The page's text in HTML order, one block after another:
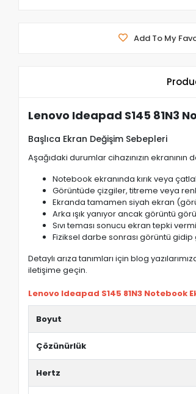
Add To My
Lenovo Ideapad S145 81N3
Başlıca Ekran Değişim Sebepleri
Aşağıdaki durumlar cihazınızın
Notebook ekranında kırık veya
Görüntüde çizgiler, titreme veya
Ekranda tamamen siyah ekran
Arka ışık yanıyor ancak görüntü
Sıvı teması sonucu ekran tepki
Fiziksel darbe sonrası görüntü
Detaylı arıza tanımları için blog
iletişime geçin.
Lenovo Ideapad S145 81N3 Notebook
Boyut
Çözünürlük
Hertz